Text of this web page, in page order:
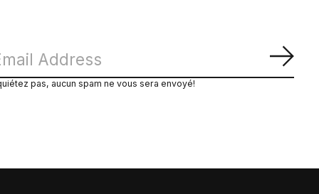
pas, aucun spam ne vous sera envoyé!